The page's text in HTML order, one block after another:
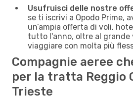
Usufruisci delle nostre
se ti iscrivi a Opodo Prime,
un’ampia offerta di voli,
tutto l'anno, oltre al grande
viaggiare con molta più
Compagnie aeree
per la tratta Reggio
Trieste